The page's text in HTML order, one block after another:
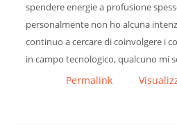
spendere energie a profusione
personalmente non ho alcuna
continuo a cercare di coinvolgere i
in campo tecnologico, qualcuno mi
Permalink